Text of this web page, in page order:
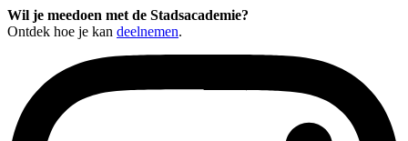
Wil je meedoen met de Stadsacademie?
Ontdek hoe je kan deelnemen.